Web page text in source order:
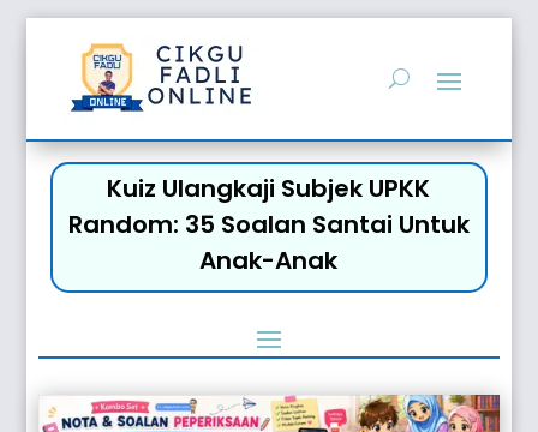
Kuiz Ulangkaji Subjek UPKK
Random: 35 Soalan Santai Untuk
Anak-Anak